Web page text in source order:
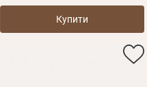
Купити